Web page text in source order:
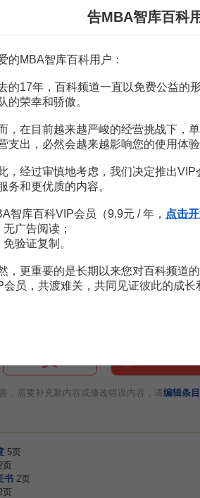
推行职业资格证书制度的重要
行职业资格证书制度，是提高劳动者素质，
算，"九五"期间，全国城乡 将
改革的深化，下岗职工
场需求，接受相应的职业教育和培训，提
。开展职业技能鉴定，推行职业资格证书
境，是我国劳动就业制度改革的重要内容。
有序竞争的劳动力市场奠定基础，又有利
技能鉴定和企业内人力资源管理有效结合
素质，提高产品和服务质量，促进经济发展
度的现状和总体目标
证书制度以来，已初步建立起职业资格
国的职业技能鉴定网络。据
，1998
。今后一个时期，我国推行职业资格证书制
进一步完善职业技能鉴定社会化管理体系
凭并重，职业资格证书制度与就业制度相
国家职业资格证书制度。
，需要补充新内容或修改错误内容，请 编辑条目
5页
页
书 2页
页
告MBA智库百科
的MBA智库百科用户：
的17年，百科频道一直以免费公益的
的荣幸和骄傲。
，在目前越来越严峻的经营挑战下，
支出，必然会越来越影响您的使用体
，经过审慎地考虑，我们决定推出
务和更优质的内容。
智库百科VIP会员（9.9元 / 年， 点击
无广告阅读；
免验证复制。
，更重要的是长期以来您对百科频道
会员，共渡难关，共同见证彼此的成长